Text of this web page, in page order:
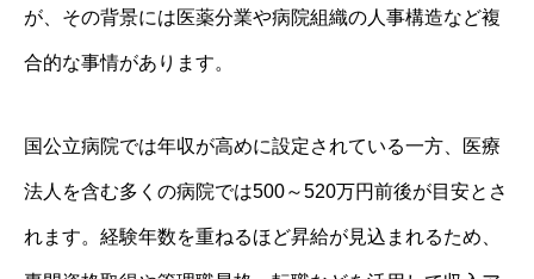
が、その背景には医薬分業や病院組織の人事構造など複
合的な事情があります。
国公立病院では年収が高めに設定されている一方、医療
法人を含む多くの病院では500～520万円前後が目安とさ
れます。経験年数を重ねるほど昇給が見込まれるため、